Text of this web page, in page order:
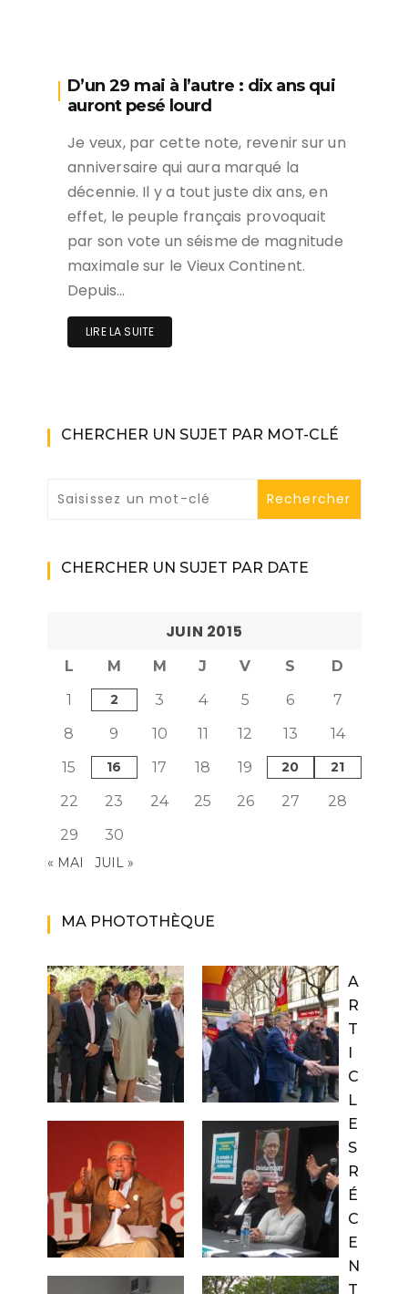
D’un 29 mai à l’autre : dix ans qui
auront pesé lourd
Je veux, par cette note, revenir sur un
anniversaire qui aura marqué la
décennie. Il y a tout juste dix ans, en
effet, le peuple français provoquait
par son vote un séisme de magnitude
maximale sur le Vieux Continent.
Depuis…
LIRE LA SUITE
CHERCHER UN SUJET PAR MOT-CLÉ
CHERCHER UN SUJET PAR DATE
JUIN 2015
L M M J V S
D
1
2 3 4 5 6
7
8
9 10 11 12 13
14
15
16 17 18 19 20 21
22 23 24 25 26 27
28
29
30
« MAI JUIL »
MA PHOTOTHÈQUE
A
R
T
I
C
L
E
S
R
É
C
E
N
T